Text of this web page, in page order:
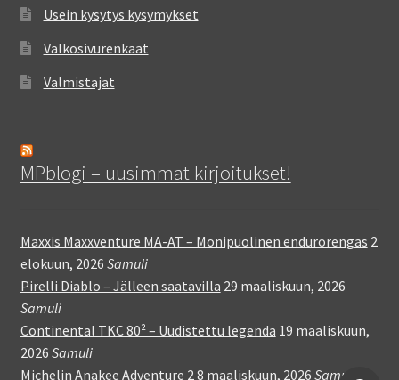
Usein kysytys kysymykset
Valkosivurenkaat
Valmistajat
MPblogi – uusimmat kirjoitukset!
Maxxis Maxxventure MA-AT – Monipuolinen endurorengas 2
elokuun, 2026 Samuli
Pirelli Diablo – Jälleen saatavilla 29 maaliskuun, 2026
Samuli
Continental TKC 80² – Uudistettu legenda 19 maaliskuun,
2026 Samuli
Michelin Anakee Adventure 2 8 maaliskuun, 2026 Samuli